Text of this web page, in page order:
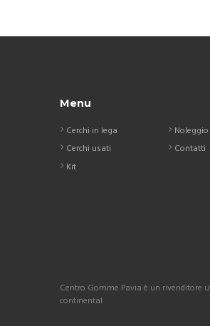
Menu
Cerchi in lega
Cerchi usati
Kit
Noleggio
Contatti
Centro Gomme Pavia è un rivenditore
continental